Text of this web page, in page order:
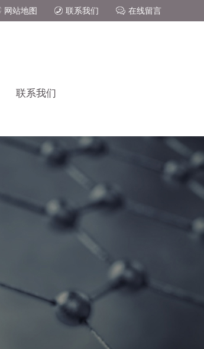
网站地图 联系我们 在线留言
联系我们